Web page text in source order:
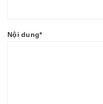
Nội dung*